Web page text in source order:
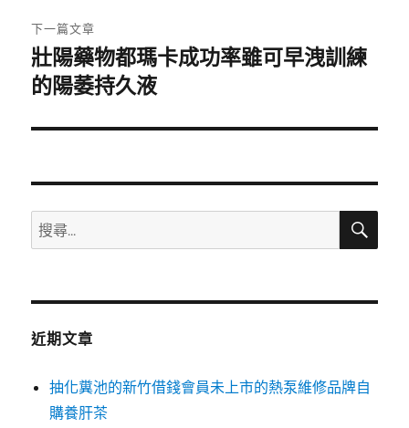
覽
文
章:
下一篇文章
下
一
文
壯陽藥物都瑪卡成功率雖可早洩訓練
的陽萎持久液
搜
尋
鍵
搜
近期文章
抽化糞池的新竹借錢會員未上市的熱泵維修品牌自
購養肝茶